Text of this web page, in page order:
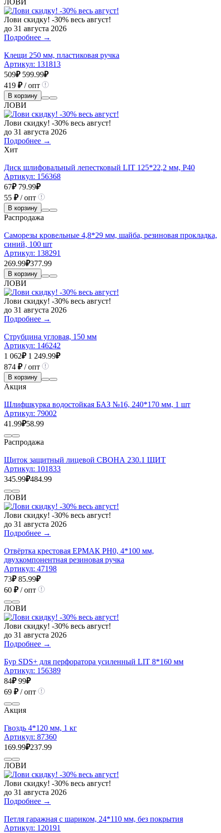
ЛОВИ
Лови скидку! -30% весь август!
до 31 августа 2026
Подробнее →
Клещи 250 мм, пластиковая ручка
Артикул: 131813
509₽ 599.99₽
419 ₽/ опт
В корзину
ЛОВИ
Лови скидку! -30% весь август!
до 31 августа 2026
Подробнее →
Хит
Диск шлифовальный лепестковый LIT 125*22,2 мм, P40
Артикул: 156368
67₽ 79.99₽
55 ₽/ опт
В корзину
Распродажа
Саморезы кровельные 4,8*29 мм, шайба, резиновая прокладка,
синий, 100 шт
Артикул: 138291
269.99₽377.99
В корзину
ЛОВИ
Лови скидку! -30% весь август!
до 31 августа 2026
Подробнее →
Струбцина угловая, 150 мм
Артикул: 146242
1 062₽ 1 249.99₽
874 ₽/ опт
В корзину
Акция
Шлифшкурка водостойкая БАЗ №16, 240*170 мм, 1 шт
Артикул: 79002
41.99₽58.99
Распродажа
Щиток защитный лицевой СВОНА 230.1 ЩИТ
Артикул: 101833
345.99₽484.99
ЛОВИ
Лови скидку! -30% весь август!
до 31 августа 2026
Подробнее →
Отвёртка крестовая ЕРМАК PH0, 4*100 мм,
двухкомпонентная резиновая ручка
Артикул: 47198
73₽ 85.99₽
60 ₽/ опт
ЛОВИ
Лови скидку! -30% весь август!
до 31 августа 2026
Подробнее →
Бур SDS+ для перфоратора усиленный LIT 8*160 мм
Артикул: 156389
84₽ 99₽
69 ₽/ опт
Акция
Гвоздь 4*120 мм, 1 кг
Артикул: 87360
169.99₽237.99
ЛОВИ
Лови скидку! -30% весь август!
до 31 августа 2026
Подробнее →
Петля гаражная с шариком, 24*110 мм, без покрытия
Артикул: 120191